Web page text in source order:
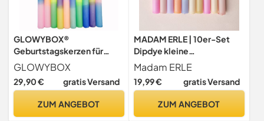
GLOWYBOX®
Geburtstagskerzen für
Kerzenring Kerzen für
Kindergeburtstag bunte
Kinderkerzen
bunt Baumkerzen bunt neon
GLOWYBOX
29,90 € gratis Versand
ZUM ANGEBOT
MADAM ERLE | 10er-Set
Dipdye kleine
Geburtstagskerzen |
FRIEDA | handgemachte
Kerzen für Geburtstagszug|
Kerzen Kinder-Geburtstag
Madam ERLE
19,99 € gratis Versand
ZUM ANGEBOT